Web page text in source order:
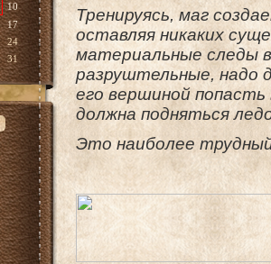
10
17
24
31
Тренируясь, маг
оставляя никаких
материальные следы
разруштельные, надо
его вершиной
должна подняться
Это наиболее